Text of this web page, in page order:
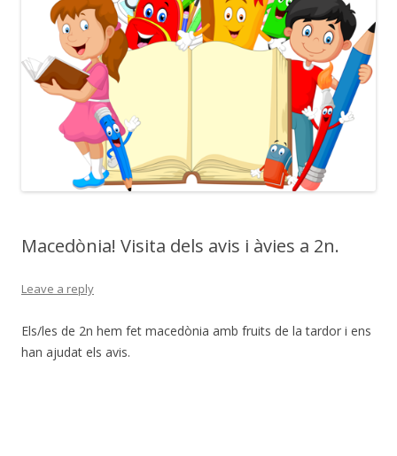
Macedònia! Visita dels avis i àvies a 2n.
Leave a reply
Els/les de 2n hem fet macedònia amb fruits de la tardor i ens
han ajudat els avis.